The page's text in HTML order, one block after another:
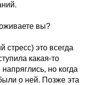
вы?
стресс) это всегда
какая-то
но когда
о ней. Позже эта